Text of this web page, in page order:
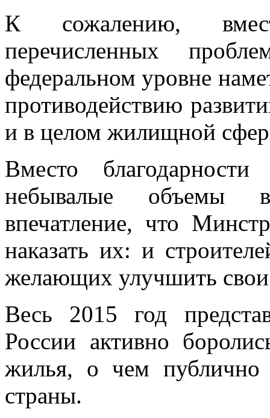
К сожалению,
перечисленных
федеральном уровне
противодействию
и в целом жилищной
Вместо
небывалые объемы
впечатление, что
наказать их: и
желающих улучшить
Весь 2015 год
России активно
жилья, о чем публично
страны.